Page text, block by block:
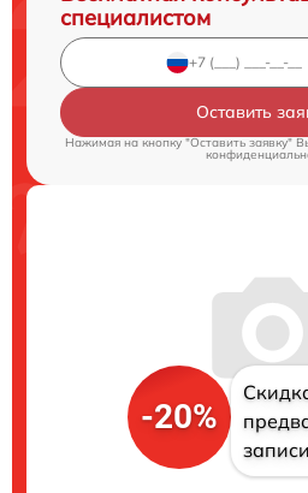
специалистом
Оставить
Нажимая на кнопку "Оставить заявку"
-20%